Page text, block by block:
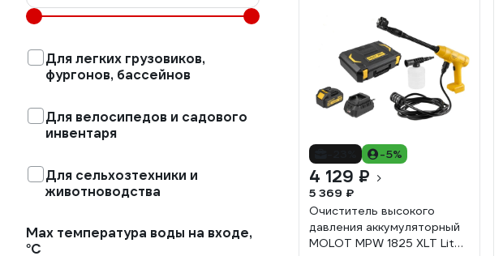
Для легких грузовиков,
фургонов, бассейнов
Для велосипедов и садового
инвентаря
Для сельхозтехники и
животноводства
Max температура воды на входе,
°С
-5%
4 129 ₽
5 369 ₽
Очиститель высокого
давления аккумуляторный
MOLOT MPW 1825 XLT Lite